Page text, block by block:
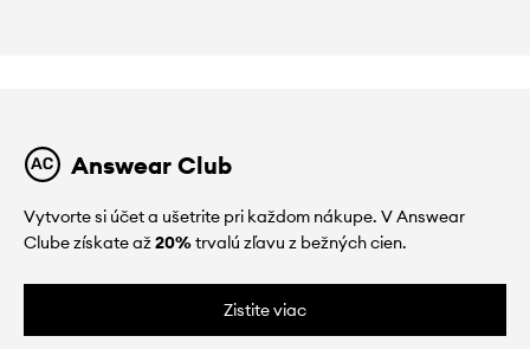
Answear Club
Vytvorte si účet a ušetrite pri každom nákupe. V Answear
Clube získate až20%trvalú zľavu z bežných cien.
Zistite viac